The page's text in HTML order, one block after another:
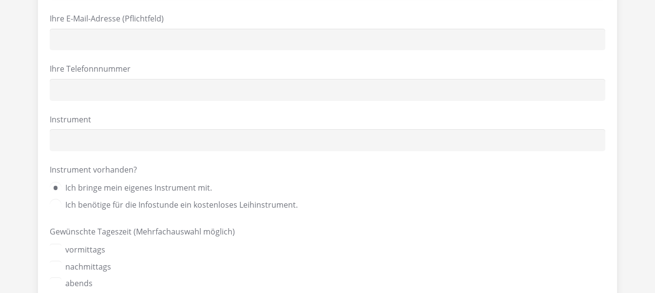
Ihre E-Mail-Adresse (Pflichtfeld)
Ihre Telefonnnummer
Instrument
Instrument vorhanden?
Ich bringe mein eigenes Instrument mit.
Ich benötige für die Infostunde ein kostenloses Leihinstrument.
Gewünschte Tageszeit (Mehrfachauswahl möglich)
vormittags
nachmittags
abends